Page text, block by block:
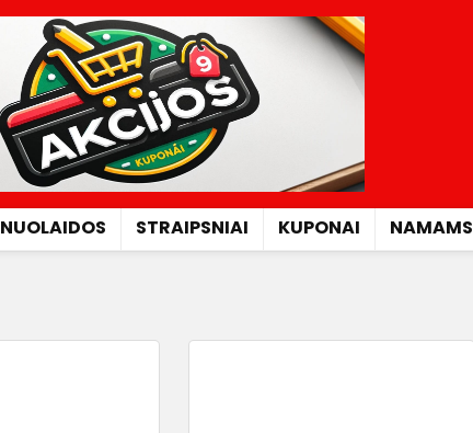
NUOLAIDOS STRAIPSNIAI KUPONAI NAMAMS